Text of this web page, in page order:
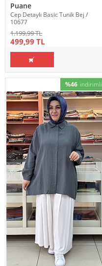
Puane
Cep Detaylı Basic Tunik Bej /
10677
1.199,99 TL
499,99 TL
%46 indirimli